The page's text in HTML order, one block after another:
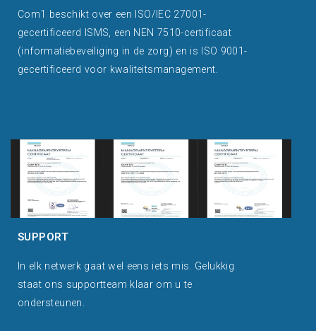
Com1 beschikt over een ISO/IEC 27001-
gecertificeerd ISMS, een NEN 7510-certificaat
(informatiebeveiliging in de zorg) en is ISO 9001-
gecertificeerd voor kwaliteitsmanagement.
SUPPORT
In elk netwerk gaat wel eens iets mis. Gelukkig
staat ons supportteam klaar om u te
ondersteunen.